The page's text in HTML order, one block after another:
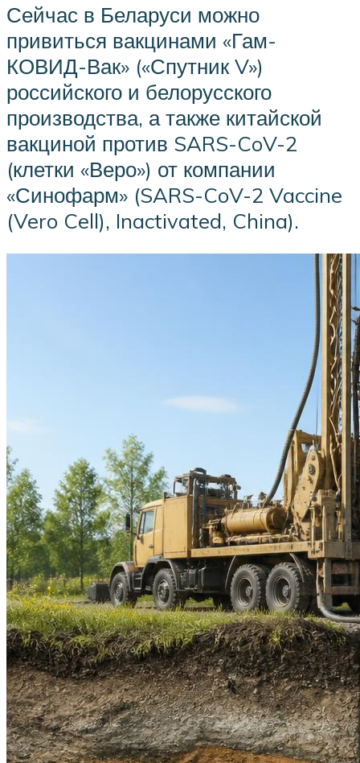
Сейчас в Беларуси можно
привиться вакцинами «Гам-
КОВИД-Вак» («Спутник V»)
российского и белорусского
производства, а также китайской
вакциной против SARS-CoV-2
(клетки «Веро») от компании
«Синофарм» (SARS-CoV-2 Vaccine
(Vero Cell), Inactivated, China).